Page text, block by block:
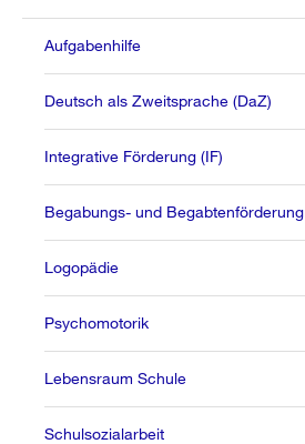
Aufgabenhilfe
Deutsch als Zweitsprache (DaZ)
Integrative Förderung (IF)
Begabungs- und Begabtenförderung
Logopädie
Psychomotorik
Lebensraum Schule
Schulsozialarbeit